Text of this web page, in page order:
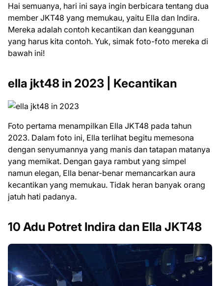
Hai semuanya, hari ini saya ingin berbicara tentang dua
member JKT48 yang memukau, yaitu Ella dan Indira.
Mereka adalah contoh kecantikan dan keanggunan
yang harus kita contoh. Yuk, simak foto-foto mereka di
bawah ini!
ella jkt48 in 2023 | Kecantikan
Foto pertama menampilkan Ella JKT48 pada tahun
2023. Dalam foto ini, Ella terlihat begitu memesona
dengan senyumannya yang manis dan tatapan matanya
yang memikat. Dengan gaya rambut yang simpel
namun elegan, Ella benar-benar memancarkan aura
kecantikan yang memukau. Tidak heran banyak orang
jatuh hati padanya.
10 Adu Potret Indira dan Ella JKT48